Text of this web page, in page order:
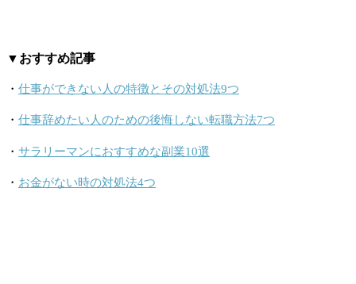
▼おすすめ記事
・ 仕事ができない人の特徴とその対処法9つ
・ 仕事辞めたい人のための後悔しない転職方法7つ
・ サラリーマンにおすすめな副業10選
・ お金がない時の対処法4つ